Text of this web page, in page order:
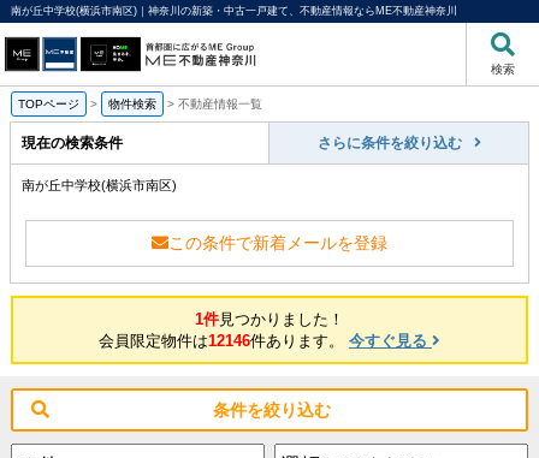
南が丘中学校(横浜市南区)｜神奈川の新築・中古一戸建て、不動産情報ならME不動産神奈川
検索
TOPページ > 物件検索 > 不動産情報一覧
現在の検索条件 さらに条件を絞り込む
南が丘中学校(横浜市南区)
この条件で新着メールを登録
1件見つかりました！
会員限定物件は12146件あります。 今すぐ見る
条件を絞り込む